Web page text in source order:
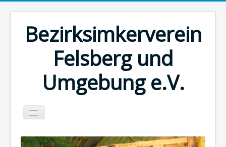
Bezirksimkerverein
Felsberg und
Umgebung e.V.
Home